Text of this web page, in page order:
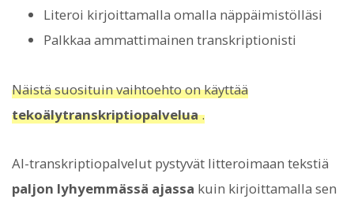
Literoi kirjoittamalla omalla näppäimistölläsi
Palkkaa ammattimainen transkriptionisti
Näistä suosituin vaihtoehto on käyttää
tekoälytranskriptiopalvelua.
AI-transkriptiopalvelut pystyvät litteroimaan tekstiä
paljon lyhyemmässä ajassa kuin kirjoittamalla sen